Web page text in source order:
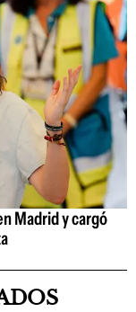
Madrid y cargó